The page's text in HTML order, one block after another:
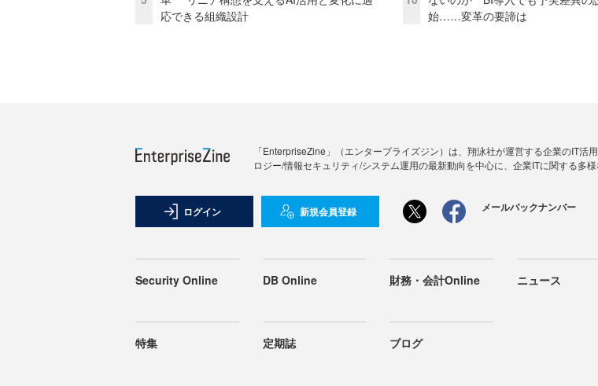
応できる組織設計
始……変革の要諦は
「EnterpriseZine」（エンタープライズジン）は、翔泳社が運営する企業のIT
ロジー/情報セキュリティ/システム運用の最新動向を中心に、企業ITに関する多様
ログイン 新規会員登録 メールバックナンバー
Security Online DB Online 財務・会計Online ニュース
特集 定期誌 ブログ